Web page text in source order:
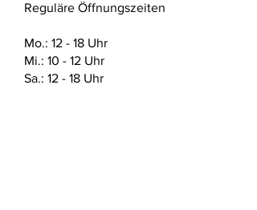
Reguläre Öffnungszeiten
Mo.: 12 - 18 Uhr
Mi.: 10 - 12 Uhr
Sa.: 12 - 18 Uhr